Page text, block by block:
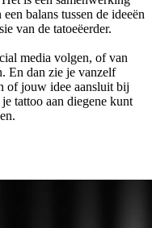
balans tussen de ideeën
van de tatoeëerder.
media volgen, of van
En dan zie je vanzelf
of jouw idee aansluit bij
tattoo aan diegene kunt